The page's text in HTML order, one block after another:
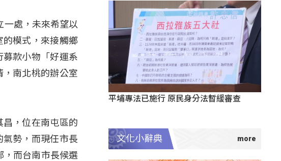
一處，未來希望以
模式，來接觸鄉
款小物「好運系
南北桃的辦公室
，位在南屯區的
勢，而現任市長
，而台南市長候選
平埔專法已施行 原民身分法暫緩審查
文化小辭典